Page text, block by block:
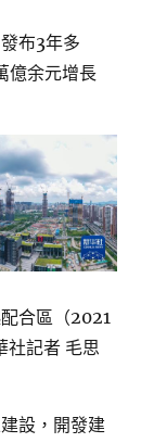
布3年多
億余元增長
合區（2021
社記者 毛思
設，開發建